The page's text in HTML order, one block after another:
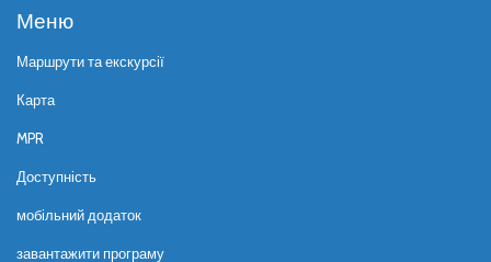
Меню
Маршрути та екскурсії
Карта
MPR
Доступність
мобільний додаток
завантажити програму